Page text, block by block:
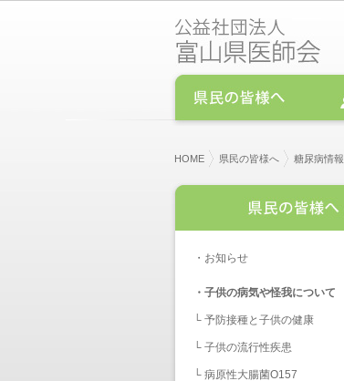
HOME 県民の皆様へ 糖尿病情報
・ お知らせ
・ 子供の病気や怪我について
└ 予防接種と子供の健康
└ 子供の流行性疾患
└ 病原性大腸菌O157